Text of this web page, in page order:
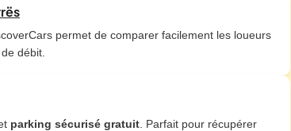
permet de comparer facilement les loueurs
débit.
parking sécurisé gratuit . Parfait pour récupérer